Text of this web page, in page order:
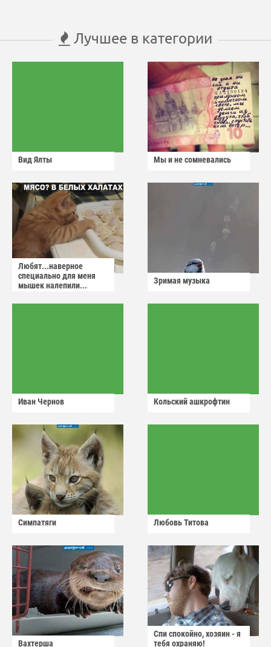
Лучшее в категории
Вид Ялты Мы и не сомневались
Любят...наверное
специально для меня
мышек налепили...
Зримая музыка
Иван Чернов Кольский ашкрофтин
Симпатяги Любовь Титова
Вахтерша
Спи спокойно, хозяин - я
тебя охраняю!